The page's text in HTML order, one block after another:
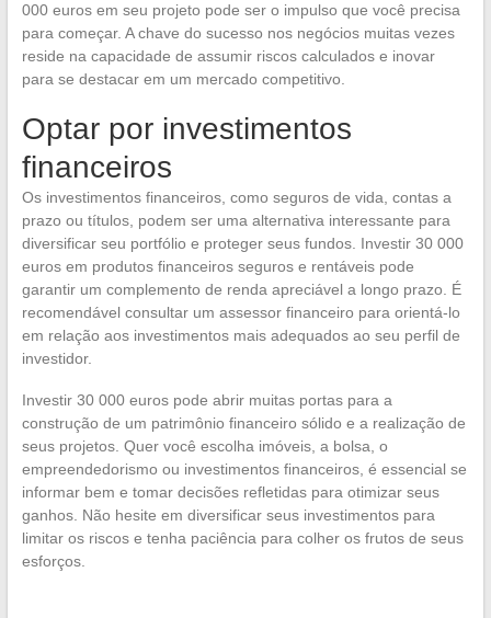
000 euros em seu projeto pode ser o impulso que você precisa
para começar. A chave do sucesso nos negócios muitas vezes
reside na capacidade de assumir riscos calculados e inovar
para se destacar em um mercado competitivo.
Optar por investimentos
financeiros
Os investimentos financeiros, como seguros de vida, contas a
prazo ou títulos, podem ser uma alternativa interessante para
diversificar seu portfólio e proteger seus fundos. Investir 30 000
euros em produtos financeiros seguros e rentáveis pode
garantir um complemento de renda apreciável a longo prazo. É
recomendável consultar um assessor financeiro para orientá-lo
em relação aos investimentos mais adequados ao seu perfil de
investidor.
Investir 30 000 euros pode abrir muitas portas para a
construção de um patrimônio financeiro sólido e a realização de
seus projetos. Quer você escolha imóveis, a bolsa, o
empreendedorismo ou investimentos financeiros, é essencial se
informar bem e tomar decisões refletidas para otimizar seus
ganhos. Não hesite em diversificar seus investimentos para
limitar os riscos e tenha paciência para colher os frutos de seus
esforços.